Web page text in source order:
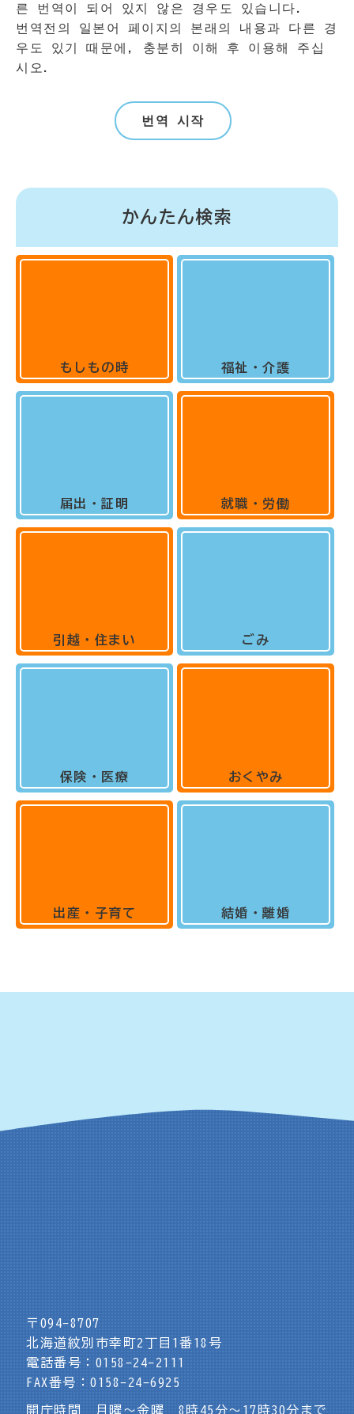
른 번역이 되어 있지 않은 경우도 있습니다.
번역전의 일본어 페이지의 본래의 내용과 다른 경
우도 있기 때문에, 충분히 이해 후 이용해 주십
시오.
번역 시작
かんたん検索
もしもの時
届出・証明
引越・住まい
保険・医療
出産・子育て
福祉・介護
就職・労働
ごみ
おくやみ
結婚・離婚
〒094-8707
北海道紋別市幸町2丁目1番18号
電話番号：0158-24-2111
FAX番号：0158-24-6925
開庁時間 月曜～金曜 8時45分～17時30分まで